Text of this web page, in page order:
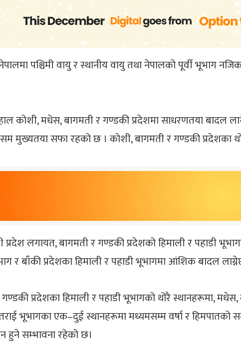
पश्चिमी वायु र स्थानीय वायु तथा नेपालको पूर्वी भूभाग
कोशी, मधेस, बागमती र गण्डकी प्रदेशमा साधरणतया बादल
मुख्यतया सफा रहको छ । कोशी, बागमती र गण्डकी प्रदेशका
लगायत, बागमती र गण्डकी प्रदेशको हिमाली र पहाडी
र बाँकी प्रदेशका हिमाली र पहाडी भूभागमा आंशिक बादल
प्रदेशका हिमाली र पहाडी भूभागको थोरै स्थानहरूमा,
भूभागका एक–दुई स्थानहरूमा मध्यमसम्म वर्षा र हिमपातको
हुने सम्भावना रहेको छ।